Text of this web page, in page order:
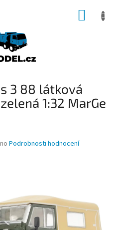
3 88 látková
1:32 MarGe
Podrobnosti hodnocení